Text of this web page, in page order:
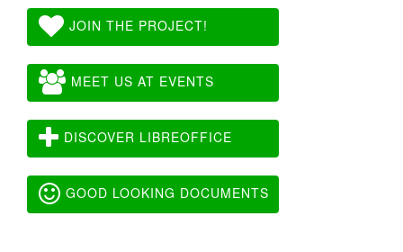
JOIN THE PROJECT!
MEET US AT EVENTS
DISCOVER LIBREOFFICE
GOOD LOOKING DOCUMENTS